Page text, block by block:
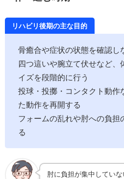
リハビリ後期の主な目的
骨癒合や症状の状態を確認し
四つ這いや腕立て伏せなど、
イズを段階的に行う
投球・投擲・コンタクト動作
た動作を再開する
フォームの乱れや肘への負担
る
肘に負担が集中してい